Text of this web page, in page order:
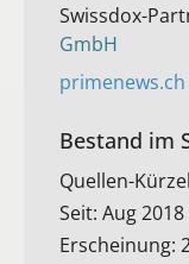
Swissdox-
GmbH
primenews.ch
Bestand im
Quellen-
Seit: Aug 2018
Erscheinung: